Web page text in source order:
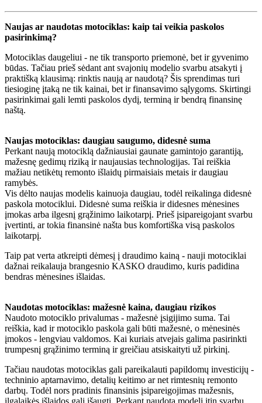
Naujas ar naudotas motociklas: kaip tai veikia paskolos
pasirinkimą?
Motociklas daugeliui - ne tik transporto priemonė, bet ir gyvenimo
būdas. Tačiau prieš sėdant ant svajonių modelio svarbu atsakyti į
praktišką klausimą: rinktis naują ar naudotą? Šis sprendimas turi
tiesioginę įtaką ne tik kainai, bet ir finansavimo sąlygoms. Skirtingi
pasirinkimai gali lemti paskolos dydį, terminą ir bendrą finansinę
naštą.
Naujas motociklas: daugiau saugumo, didesnė suma
Perkant naują motociklą dažniausiai gaunate gamintojo garantiją,
mažesnę gedimų riziką ir naujausias technologijas. Tai reiškia
mažiau netikėtų remonto išlaidų pirmaisiais metais ir daugiau
ramybės.
Vis dėlto naujas modelis kainuoja daugiau, todėl reikalinga didesnė
paskola motociklui. Didesnė suma reiškia ir didesnes mėnesines
įmokas arba ilgesnį grąžinimo laikotarpį. Prieš įsipareigojant svarbu
įvertinti, ar tokia finansinė našta bus komfortiška visą paskolos
laikotarpį.
Taip pat verta atkreipti dėmesį į draudimo kainą - nauji motociklai
dažnai reikalauja brangesnio KASKO draudimo, kuris padidina
bendras mėnesines išlaidas.
Naudotas motociklas: mažesnė kaina, daugiau rizikos
Naudoto motociklo privalumas - mažesnė įsigijimo suma. Tai
reiškia, kad ir motociklo paskola gali būti mažesnė, o mėnesinės
įmokos - lengviau valdomos. Kai kuriais atvejais galima pasirinkti
trumpesnį grąžinimo terminą ir greičiau atsiskaityti už pirkinį.
Tačiau naudotas motociklas gali pareikalauti papildomų investicijų -
techninio aptarnavimo, detalių keitimo ar net rimtesnių remonto
darbų. Todėl nors pradinis finansinis įsipareigojimas mažesnis,
ilgalaikės išlaidos gali išaugti. Perkant naudotą modelį itin svarbu